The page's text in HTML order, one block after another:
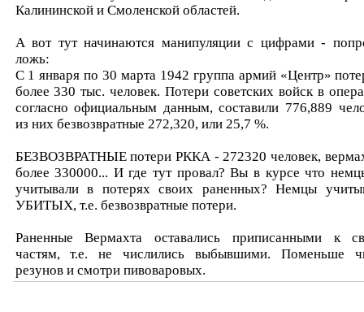
Калининской и Смоленской областей.
А вот тут начинаются манипуляции с цифрами -
ложь:
С 1 января по 30 марта 1942 группа армий «Центр»
более 330 тыс. человек. Потери советских войск в
согласно официальным данным, составили 776,889
из них безвозвратные 272,320, или 25,7 %.
БЕЗВОЗВРАТНЫЕ потери РККА - 272320 человек,
более 330000... И где тут провал? Вы в курсе что
учитывали в потерях своих раненных? Немцы
УБИТЫХ, т.е. безвозвратные потери.
Раненные Вермахта оставались приписанными к
частям, т.е. не числились выбывшими. Поменьше
резунов и смотри пивоваровых.